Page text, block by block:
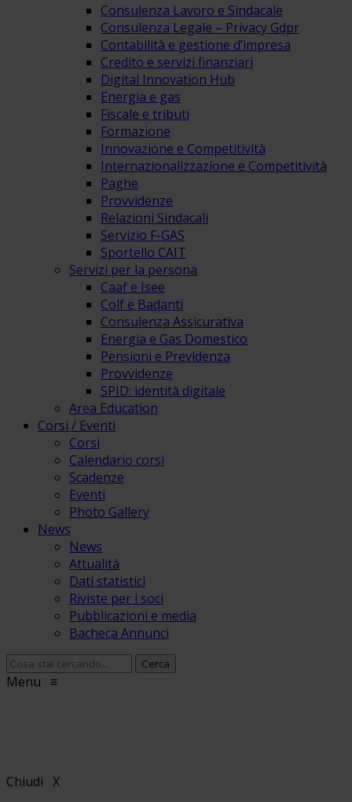
Consulenza Lavoro e Sindacale
Consulenza Legale – Privacy Gdpr
Contabilità e gestione d’impresa
Credito e servizi finanziari
Digital Innovation Hub
Energia e gas
Fiscale e tributi
Formazione
Innovazione e Competitività
Internazionalizzazione e Competitività
Paghe
Provvidenze
Relazioni Sindacali
Servizio F-GAS
Sportello CAIT
Servizi per la persona
Caaf e Isee
Colf e Badanti
Consulenza Assicurativa
Energia e Gas Domestico
Pensioni e Previdenza
Provvidenze
SPID: identità digitale
Area Education
Corsi / Eventi
Corsi
Calendario corsi
Scadenze
Eventi
Photo Gallery
News
News
Attualità
Dati statistici
Riviste per i soci
Pubblicazioni e media
Bacheca Annunci
Menu ≡
Chiudi X